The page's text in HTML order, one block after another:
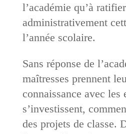
l’académie qu’à ratifier
administrativement
l’année scolaire.
Sans réponse de
maîtresses prennent
connaissance avec les
s’investissent,
des projets de classe.